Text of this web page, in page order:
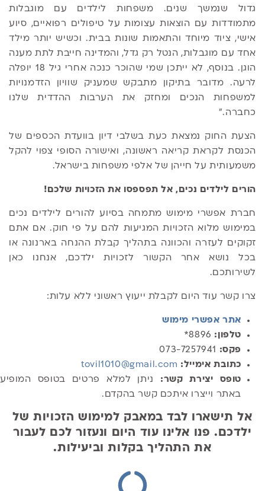
גדול שנמשך שנים. משפחות לילדים עם מוגבלות
מתמודדות עם הוצאות עצומות על טיפולים רפואיים, סיוע
אישי, ציוד מיוחד והתאמות שונות בבית. וכשיש יותר מילד
אחד עם מוגבלות, הנטל רק גדל, והמדינה חייבת לתת מענה
הוגן. בנוסף, לא ייתכן שמי שהוכר כנכה אחרי גיל 18 יופלה
לרעה. מדובר בתיקון מתבקש שמעניק שוויון הזדמנויות
למשפחות הנכים ומחזק את הערבות ההדדית שלנו
כחברה."
הצעת החוק נמצאת כעת בשלבי דיון בוועדת הכספים של
הכנסת לקראת קריאה ראשונה, ואישורה הסופי צפוי להקל
משמעותית על חייהן של אלפי משפחות בישראל.
הורים לילדים נכים, אל תפספסו את הזכויות שלכם!
חברת אפשרי מימוש מתמחה בסיוע להורים לילדים נכים
במימוש מלוא הזכויות המגיעות להם על פי חוק. אם אתם
זקוקים לעזרה והכוונה בתהליך קבלת ההנחה בארנונה או
בכל נושא אחר הקשור לזכויות ילדכם, אנחנו כאן
לשירותכם.
צרו קשר עוד היום לקבלת ייעוץ ראשוני ללא עלות:
אתר אפשרי מימוש
טלפון:
פקס:
כתובת אימייל: tovil1010@gmail.com‬
טופס יצירת קשר: ניתן למלא פרטים בטופס המופיע
באתר וייצרו איתכם קשר בהקדם.
אל תישארו לבד במאבק למימוש הזכויות של
ילדכם. פנו אלינו עוד היום ונעזור לכם לעבור
את התהליך בקלות וביעילות.